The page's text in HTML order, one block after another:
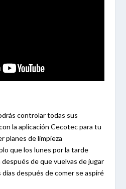
controlar todas sus
la aplicación Cecotec para tu
planes de limpieza
que los lunes por la tarde
de que vuelvas de jugar
después de comer se aspiré